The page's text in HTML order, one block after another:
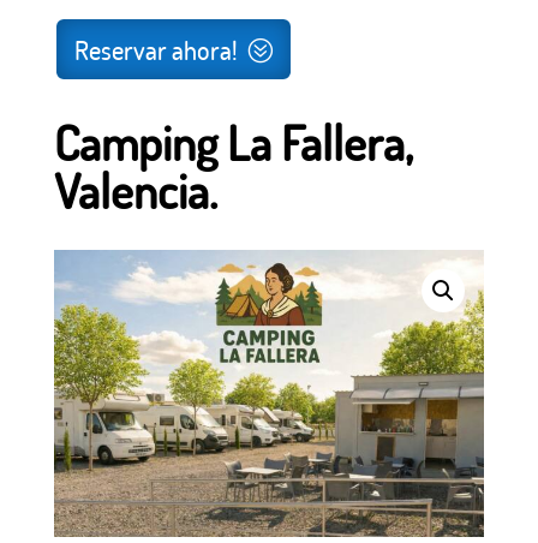
Reservar ahora!
Camping La Fallera,
Valencia.